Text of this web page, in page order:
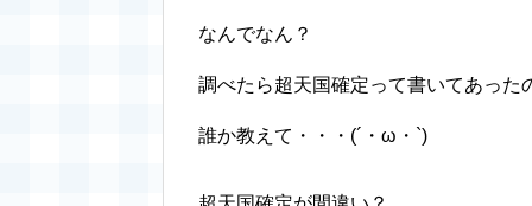
なんでなん？
調べたら超天国確定って書いてあった
誰か教えて・・・(´・ω・`)